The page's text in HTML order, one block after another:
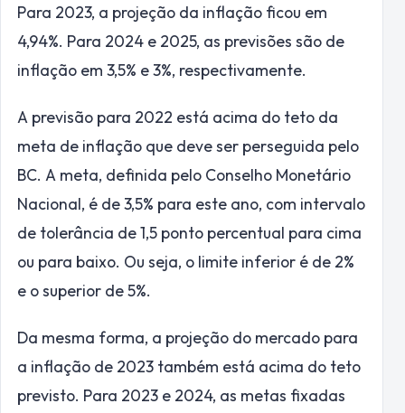
Para 2023, a projeção da inflação ficou em
4,94%. Para 2024 e 2025, as previsões são de
inflação em 3,5% e 3%, respectivamente.
A previsão para 2022 está acima do teto da
meta de inflação que deve ser perseguida pelo
BC. A meta, definida pelo Conselho Monetário
Nacional, é de 3,5% para este ano, com intervalo
de tolerância de 1,5 ponto percentual para cima
ou para baixo. Ou seja, o limite inferior é de 2%
e o superior de 5%.
Da mesma forma, a projeção do mercado para
a inflação de 2023 também está acima do teto
previsto. Para 2023 e 2024, as metas fixadas